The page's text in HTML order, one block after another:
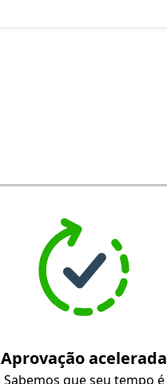
Aprovação acelerada
Sabemos que seu tempo é